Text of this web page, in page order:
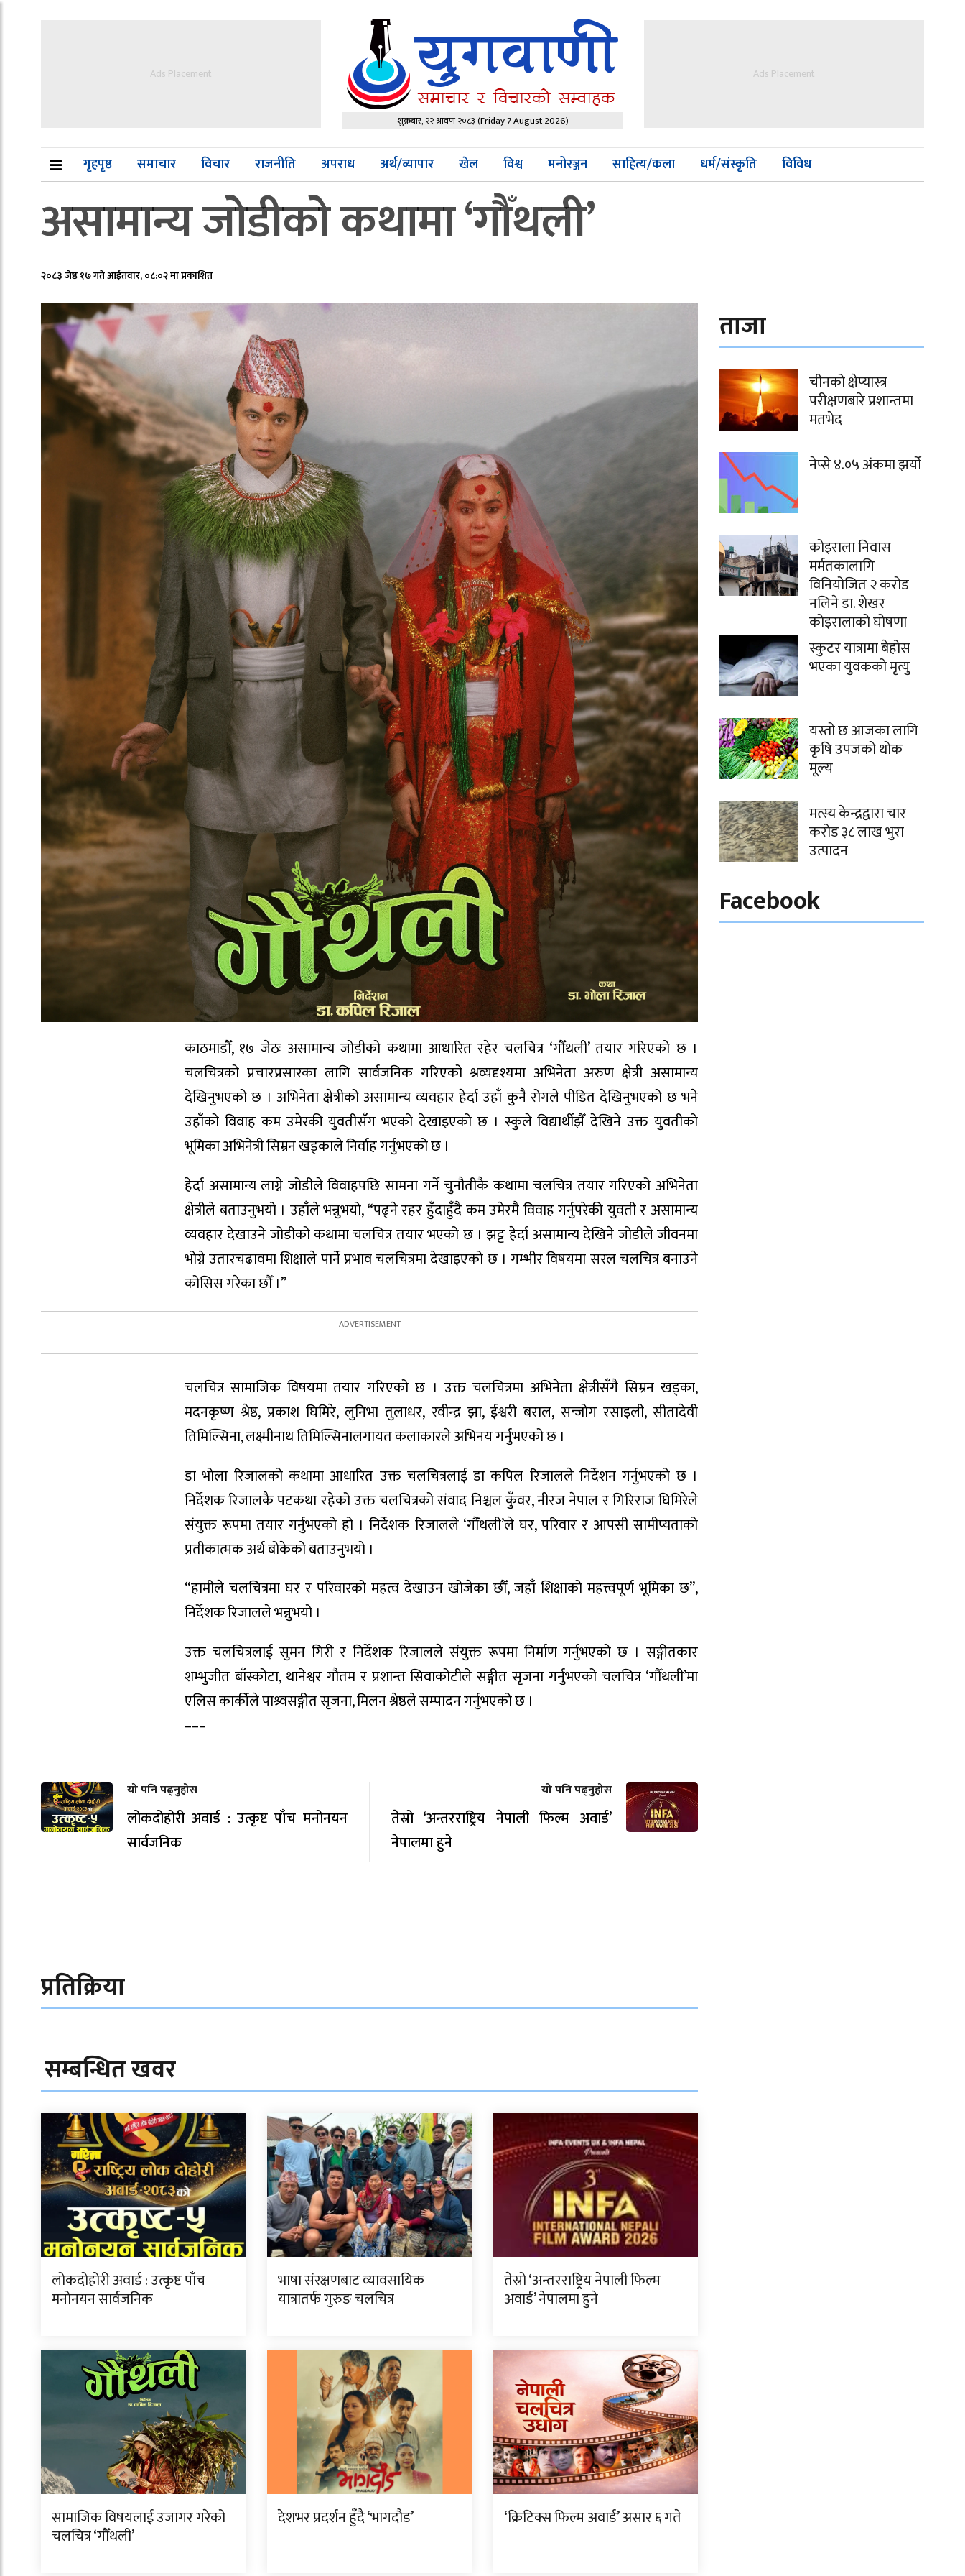
Ads Placement
शुक्रबार, २२ श्रावण २०८३(Friday 7 August 2026)
Ads Placement
गृहपृष्ठ समाचार विचार राजनीति अपराध अर्थ/व्यापार खेल विश्व मनोरञ्जन साहित्य/कला धर्म/संस्कृति विविध
असामान्य जोडीको कथामा ‘गौँथली’
२०८३ जेष्ठ १७ गते आईतवार, ०८:०२ मा प्रकाशित
काठमाडौँ, १७ जेठः असामान्य जोडीको कथामा आधारित रहेर चलचित्र ‘गौँथली’ तयार गरिएको छ ।
चलचित्रको प्रचारप्रसारका लागि सार्वजनिक गरिएको श्रव्यदृश्यमा अभिनेता अरुण क्षेत्री असामान्य
देखिनुभएको छ । अभिनेता क्षेत्रीको असामान्य व्यवहार हेर्दा उहाँ कुनै रोगले पीडित देखिनुभएको छ भने
उहाँको विवाह कम उमेरकी युवतीसँग भएको देखाइएको छ । स्कुले विद्यार्थीझैँ देखिने उक्त युवतीको
भूमिका अभिनेत्री सिम्रन खड्काले निर्वाह गर्नुभएको छ ।
हेर्दा असामान्य लाग्ने जोडीले विवाहपछि सामना गर्ने चुनौतीकै कथामा चलचित्र तयार गरिएको अभिनेता
क्षेत्रीले बताउनुभयो । उहाँले भन्नुभयो, “पढ्ने रहर हुँदाहुँदै कम उमेरमै विवाह गर्नुपरेकी युवती र असामान्य
व्यवहार देखाउने जोडीको कथामा चलचित्र तयार भएको छ । झट्ट हेर्दा असामान्य देखिने जोडीले जीवनमा
भोग्ने उतारचढावमा शिक्षाले पार्ने प्रभाव चलचित्रमा देखाइएको छ । गम्भीर विषयमा सरल चलचित्र बनाउने
कोसिस गरेका छौँ ।”
चलचित्र सामाजिक विषयमा तयार गरिएको छ । उक्त चलचित्रमा अभिनेता क्षेत्रीसँगै सिम्रन खड्का,
मदनकृष्ण श्रेष्ठ, प्रकाश घिमिरे, लुनिभा तुलाधर, रवीन्द्र झा, ईश्वरी बराल, सन्जोग रसाइली, सीतादेवी
तिमिल्सिना, लक्ष्मीनाथ तिमिल्सिनालगायत कलाकारले अभिनय गर्नुभएको छ ।
डा भोला रिजालको कथामा आधारित उक्त चलचित्रलाई डा कपिल रिजालले निर्देशन गर्नुभएको छ ।
निर्देशक रिजालकै पटकथा रहेको उक्त चलचित्रको संवाद निश्चल कुँवर, नीरज नेपाल र गिरिराज घिमिरेले
संयुक्त रूपमा तयार गर्नुभएको हो । निर्देशक रिजालले ‘गौँथली’ले घर, परिवार र आपसी सामीप्यताको
प्रतीकात्मक अर्थ बोकेको बताउनुभयो ।
“हामीले चलचित्रमा घर र परिवारको महत्व देखाउन खोजेका छौँ, जहाँ शिक्षाको महत्त्वपूर्ण भूमिका छ”,
निर्देशक रिजालले भन्नुभयो ।
उक्त चलचित्रलाई सुमन गिरी र निर्देशक रिजालले संयुक्त रूपमा निर्माण गर्नुभएको छ । सङ्गीतकार
शम्भुजीत बाँस्कोटा, थानेश्वर गौतम र प्रशान्त सिवाकोटीले सङ्गीत सृजना गर्नुभएको चलचित्र ‘गौँथली’मा
एलिस कार्कीले पाश्र्वसङ्गीत सृजना, मिलन श्रेष्ठले सम्पादन गर्नुभएको छ ।
–––
यो पनि पढ्नुहोस
लोकदोहोरी अवार्ड : उत्कृष्ट पाँच मनोनयन
सार्वजनिक
यो पनि पढ्नुहोस
तेस्रो ‘अन्तरराष्ट्रिय नेपाली फिल्म अवार्ड’
नेपालमा हुने
प्रतिक्रिया
सम्बन्धित खवर
लोकदोहोरी अवार्ड : उत्कृष्ट पाँच
मनोनयन सार्वजनिक
भाषा संरक्षणबाट व्यावसायिक
यात्रातर्फ गुरुङ चलचित्र
तेस्रो ‘अन्तरराष्ट्रिय नेपाली फिल्म
अवार्ड’ नेपालमा हुने
सामाजिक विषयलाई उजागर गरेको
चलचित्र ‘गौँथली’
देशभर प्रदर्शन हुँदै ‘भागदौड’ ‘क्रिटिक्स फिल्म अवार्ड’ असार ६ गते
ताजा
चीनको क्षेप्यास्त्र
परीक्षणबारे प्रशान्तमा
मतभेद
नेप्से ४.०५ अंकमा झर्यो
कोइराला निवास
मर्मतकालागि
विनियोजित २ करोड
नलिने डा. शेखर
कोइरालाको घोषणा
स्कुटर यात्रामा बेहोस
भएका युवकको मृत्यु
यस्तो छ आजका लागि
कृषि उपजको थोक
मूल्य
मत्स्य केन्द्रद्वारा चार
करोड ३८ लाख भुरा
उत्पादन
Facebook